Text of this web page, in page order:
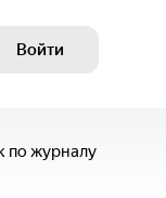
Войти
по журналу